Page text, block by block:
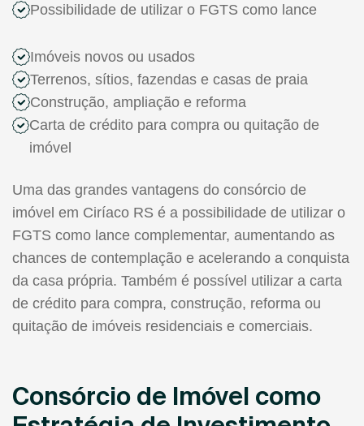
Possibilidade de utilizar o FGTS como lance
Imóveis novos ou usados
Terrenos, sítios, fazendas e casas de praia
Construção, ampliação e reforma
Carta de crédito para compra ou quitação de
imóvel
Uma das grandes vantagens do consórcio de
imóvel em Ciríaco RS é a possibilidade de utilizar o
FGTS como lance complementar, aumentando as
chances de contemplação e acelerando a conquista
da casa própria. Também é possível utilizar a carta
de crédito para compra, construção, reforma ou
quitação de imóveis residenciais e comerciais.
Consórcio de Imóvel como